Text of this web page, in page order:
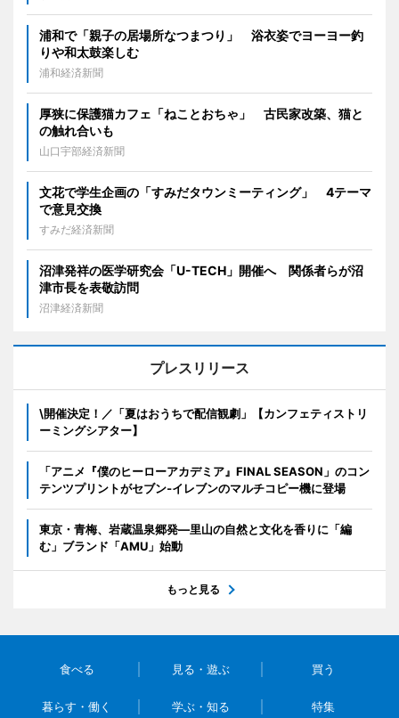
浦和で「親子の居場所なつまつり」 浴衣姿でヨーヨー釣
りや和太鼓楽しむ
浦和経済新聞
厚狭に保護猫カフェ「ねことおちゃ」 古民家改築、猫と
の触れ合いも
山口宇部経済新聞
文花で学生企画の「すみだタウンミーティング」 4テーマ
で意見交換
すみだ経済新聞
沼津発祥の医学研究会「U-TECH」開催へ 関係者らが沼
津市長を表敬訪問
沼津経済新聞
プレスリリース
\開催決定！／「夏はおうちで配信観劇」【カンフェティストリ
ーミングシアター】
「アニメ『僕のヒーローアカデミア』FINAL SEASON」のコン
テンツプリントがセブン‐イレブンのマルチコピー機に登場
東京・青梅、岩蔵温泉郷発―里山の自然と文化を香りに「編
む」ブランド「AMU」始動
もっと見る
食べる 見る・遊ぶ 買う
暮らす・働く 学ぶ・知る 特集